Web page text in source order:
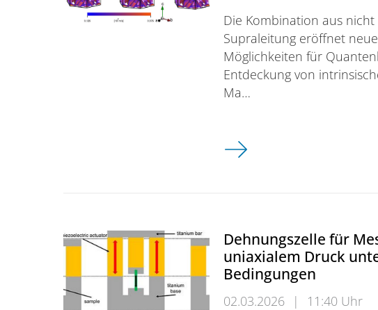
Die Kombination aus
Supraleitung eröffnet neue
Möglichkeiten für
Entdeckung von
Ma…
Sondierung der Fermi-
Dehnungszelle für
uniaxialem Druck
Bedingungen
02.03.2026 |
11:40 Uhr